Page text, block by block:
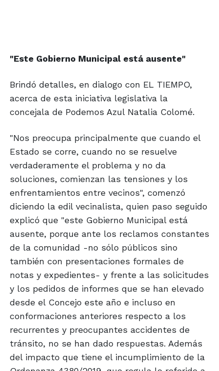
"Este Gobierno Municipal está ausente"
Brindó detalles, en dialogo con EL TIEMPO,
acerca de esta iniciativa legislativa la
concejala de Podemos Azul Natalia Colomé.
"Nos preocupa principalmente que cuando el
Estado se corre, cuando no se resuelve
verdaderamente el problema y no da
soluciones, comienzan las tensiones y los
enfrentamientos entre vecinos", comenzó
diciendo la edil vecinalista, quien paso seguido
explicó que "este Gobierno Municipal está
ausente, porque ante los reclamos constantes
de la comunidad -no sólo públicos sino
también con presentaciones formales de
notas y expedientes- y frente a las solicitudes
y los pedidos de informes que se han elevado
desde el Concejo este año e incluso en
conformaciones anteriores respecto a los
recurrentes y preocupantes accidentes de
tránsito, no se han dado respuestas. Además
del impacto que tiene el incumplimiento de la